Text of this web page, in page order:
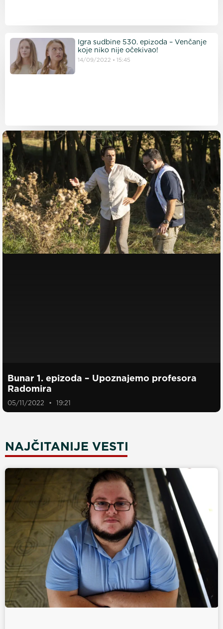
Igra sudbine 530. epizoda – Venčanje
koje niko nije očekivao!
14/09/2022 15:45
Bunar 1. epizoda – Upoznajemo profesora
Radomira
05/11/2022 19:21
NAJČITANIJE VESTI